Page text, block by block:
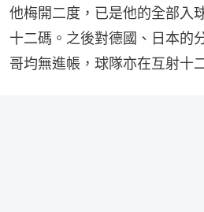
他梅開二度，已是他的全部入
十二碼。之後對德國、日本的
哥均無進帳，球隊亦在互射十